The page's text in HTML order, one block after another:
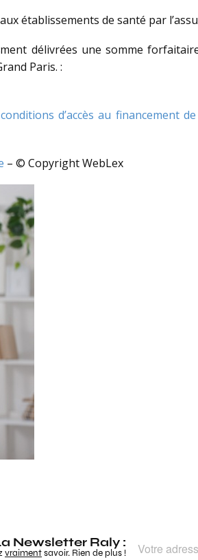
établissements de santé par
délivrées une somme
Paris. :
d’accès au financement
– © Copyright WebLex
Newsletter Raly :
vraimentsavoir. Rien de plus !